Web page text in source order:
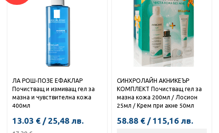
ЛА РОШ-ПОЗЕ ЕФАКЛАР
Почистващ и измиващ гел за
мазна и чувствителна кожа
400мл
13.03 € / 25,48 лв.
СИНХРОЛАЙН АКНИКЕЪР
КОМПЛЕКТ Почистващ гел за
мазна кожа 200мл / Лосион
25мл / Крем при акне 50мл
58.88 € / 115,16 лв.